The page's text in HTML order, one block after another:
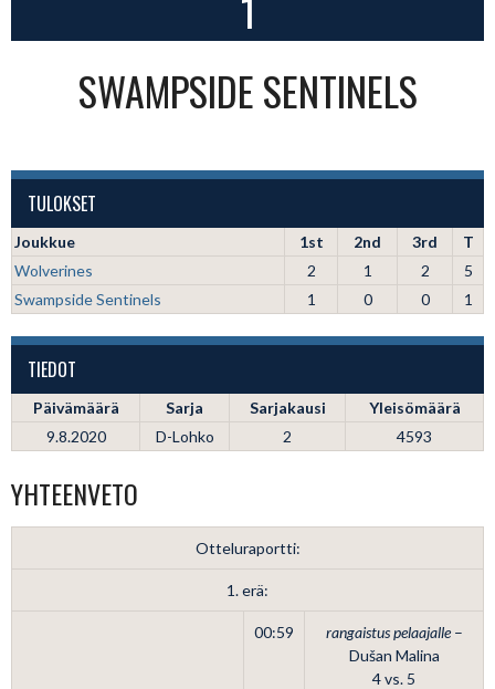
SWAMPSIDE SENTINELS
TULOKSET
Joukkue 1st 2nd 3rd
T
Wolverines
2 1 2
5
Swampside Sentinels
1 0 0 1
TIEDOT
Päivämäärä Sarja Sarjakausi
Yleisömäärä
9.8.2020
D-Lohko 2 4593
YHTEENVETO
Otteluraportti:
1. erä:
00:59 rangaistus pelaajalle–
Dušan Malina
4 vs. 5